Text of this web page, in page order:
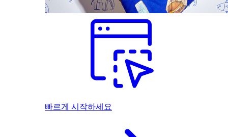
빠르게 시작하세요